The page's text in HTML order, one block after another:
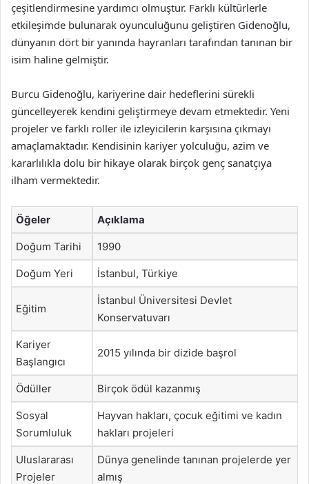
çeşitlendirmesine yardımcı olmuştur. Farklı kültürlerle
etkileşimde bulunarak oyunculuğunu geliştiren Gidenoğlu,
dünyanın dört bir yanında hayranları tarafından tanınan bir
isim haline gelmiştir.
Burcu Gidenoğlu, kariyerine dair hedeflerini sürekli
güncelleyerek kendini geliştirmeye devam etmektedir. Yeni
projeler ve farklı roller ile izleyicilerin karşısına çıkmayı
amaçlamaktadır. Kendisinin kariyer yolculuğu, azim ve
kararlılıkla dolu bir hikaye olarak birçok genç sanatçıya
ilham vermektedir.
Öğeler Açıklama
Doğum Tarihi 1990
Doğum Yeri İstanbul, Türkiye
Eğitim
İstanbul Üniversitesi Devlet
Konservatuvarı
Kariyer
Başlangıcı
2015 yılında bir dizide başrol
Ödüller Birçok ödül kazanmış
Sosyal
Sorumluluk
Hayvan hakları, çocuk eğitimi ve kadın
hakları projeleri
Uluslararası
Projeler
Dünya genelinde tanınan projelerde yer
almış